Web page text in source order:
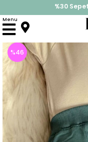
%30
İndirimlere ek
Menu
Anasayfa
%46
İndirim